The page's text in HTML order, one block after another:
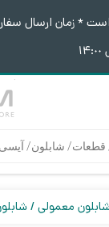
* زمان ارسال
معمولی